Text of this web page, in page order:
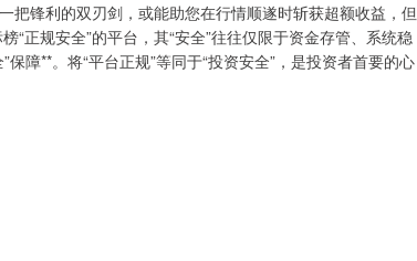
把锋利的双刃剑，或能助您在行情顺遂时斩获超额收益，但
正规安全”的平台，其“安全”往往仅限于资金存管、系统稳
障**。将“平台正规”等同于“投资安全”，是投资者首要的心